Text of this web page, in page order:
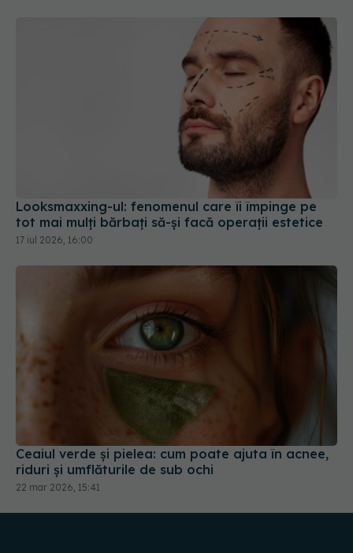
Looksmaxxing-ul: fenomenul care îi împinge pe
tot mai mulți bărbați să-și facă operații estetice
Ceaiul verde și pielea: cum poate ajuta în acnee,
riduri și umflăturile de sub ochi